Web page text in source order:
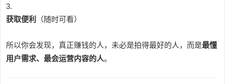
获取便利 （随时可看）
所以你会发现，真正赚钱的人，未必是拍得最好的人，而是最懂
用户需求、最会运营内容的人。